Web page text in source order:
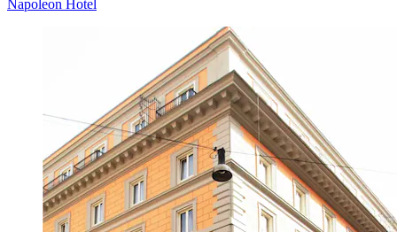
Napoleon Hotel